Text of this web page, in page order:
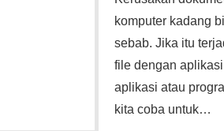
komputer kadang
sebab. Jika itu
file dengan
aplikasi atau
kita coba untuk…